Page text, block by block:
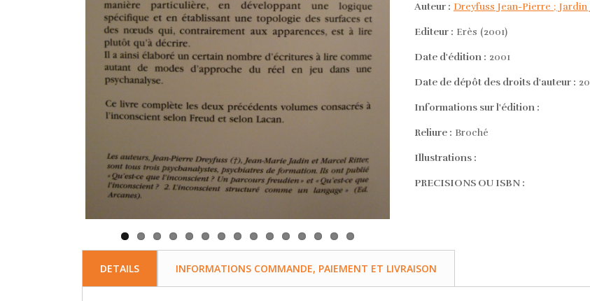
Auteur : Dreyfuss Jean-Pierre ;
Editeur : Erès (2001)
Date d'édition : 2001
Date de dépôt des droits d'auteur :
Informations sur l'édition :
Reliure : Broché
Illustrations :
PRECISIONS OU ISBN :
DETAILS INFORMATIONS COMMANDE, PAIEMENT ET LIVRAISON